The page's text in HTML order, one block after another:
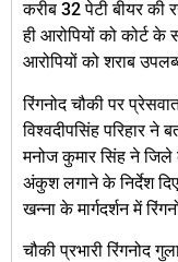
करीब 32 पेटी बीयर की
ही आरोपियों को कोर्ट के
आरोपियों को शराब
रिंगनोद चौकी पर
विश्वदीपसिंह परिहार ने
मनोज कुमार सिंह ने जिले
अंकुश लगाने के निर्देश दिए
खन्ना के मार्गदर्शन में
चौकी प्रभारी रिंगनोद